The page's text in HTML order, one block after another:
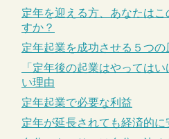
定年を迎える方、あなたは
すか？
定年起業を成功させる５つの
「定年後の起業はやっては
い理由
定年起業で必要な利益
定年が延長されても経済的